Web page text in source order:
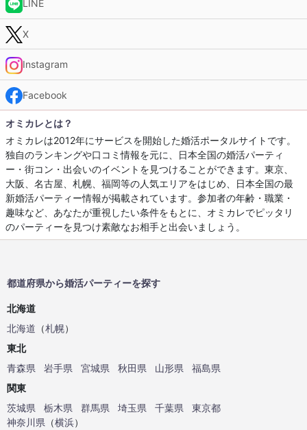
LINE
X
Instagram
Facebook
オミカレとは？
オミカレは2012年にサービスを開始した婚活ポータルサイトです。
独自のランキングや口コミ情報を元に、日本全国の婚活パーティ
ー・街コン・出会いのイベントを見つけることができます。東京、
大阪、名古屋、札幌、福岡等の人気エリアをはじめ、日本全国の最
新婚活パーティー情報が掲載されています。参加者の年齢・職業・
趣味など、あなたが重視したい条件をもとに、オミカレでピッタリ
のパーティーを見つけ素敵なお相手と出会いましょう。
都道府県から婚活パーティーを探す
北海道
北海道 （札幌）
東北
青森県
岩手県 宮城県 秋田県 山形県
福島県
関東
茨城県
栃木県 群馬県 埼玉県 千葉県
東京都
神奈川県 （横浜）